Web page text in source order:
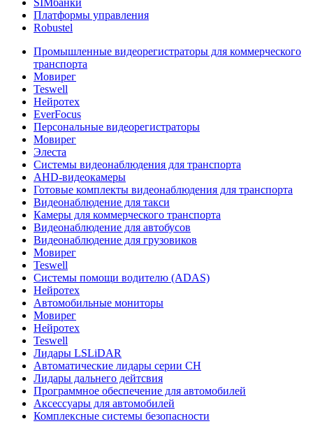
SIMбанки
Платформы управления
Robustel
Промышленные видеорегистраторы для коммерческого
транспорта
Мовирег
Teswell
Нейротех
EverFocus
Персональные видеорегистраторы
Мовирег
Элеста
Системы видеонаблюдения для транспорта
AHD-видеокамеры
Готовые комплекты видеонаблюдения для транспорта
Видеонаблюдение для такси
Камеры для коммерческого транспорта
Видеонаблюдение для автобусов
Видеонаблюдение для грузовиков
Мовирег
Teswell
Системы помощи водителю (ADAS)
Нейротех
Автомобильные мониторы
Мовирег
Нейротех
Teswell
Лидары LSLiDAR
Автоматические лидары серии CH
Лидары дальнего дейтсвия
Программное обеспечение для автомобилей
Аксессуары для автомобилей
Комплексные системы безопасности